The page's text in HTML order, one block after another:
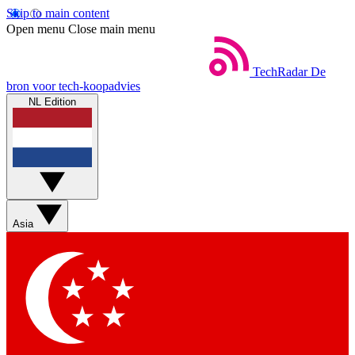
Skip to main content
Open menu Close main menu
TechRadar De
bron voor tech-koopadvies
NL Edition
Asia